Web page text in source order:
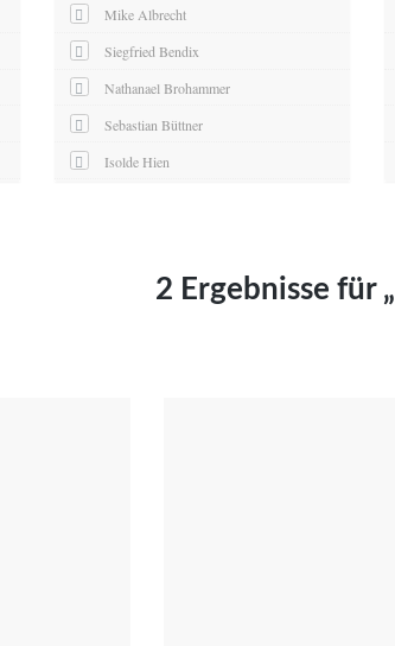
Mike Albrecht
Siegfried Bendix
Nathanael Brohammer
Sebastian Büttner
Isolde Hien
Maximilian Kosing
2 Ergebnisse für